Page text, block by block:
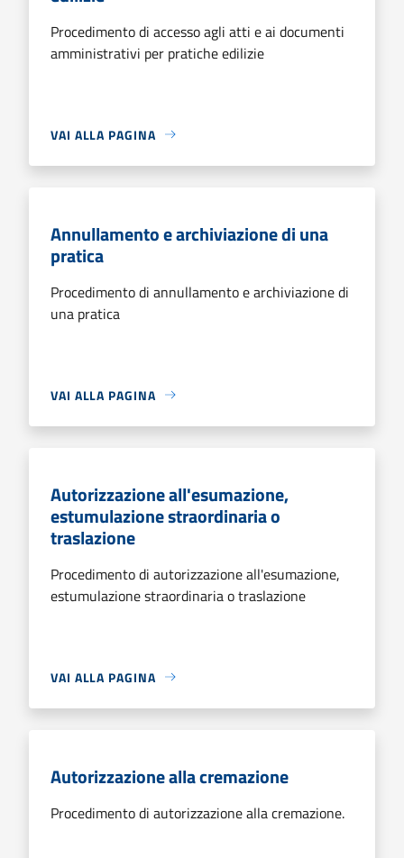
Procedimento di accesso agli atti e ai documenti
amministrativi per pratiche edilizie
VAI ALLA PAGINA
Annullamento e archiviazione di una
pratica
Procedimento di annullamento e archiviazione di
una pratica
VAI ALLA PAGINA
Autorizzazione all'esumazione,
estumulazione straordinaria o
traslazione
Procedimento di autorizzazione all'esumazione,
estumulazione straordinaria o traslazione
VAI ALLA PAGINA
Autorizzazione alla cremazione
Procedimento di autorizzazione alla cremazione.